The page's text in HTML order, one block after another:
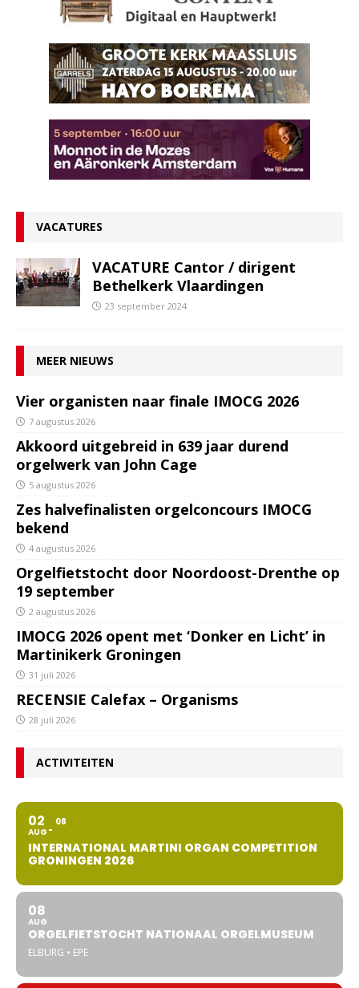
VACATURES
VACATURE Cantor / dirigent
Bethelkerk Vlaardingen
23 september 2024
MEER NIEUWS
Vier organisten naar finale IMOCG 2026
7 augustus 2026
Akkoord uitgebreid in 639 jaar durend
orgelwerk van John Cage
5 augustus 2026
Zes halvefinalisten orgelconcours IMOCG
bekend
4 augustus 2026
Orgelfietstocht door Noordoost-Drenthe op
19 september
2 augustus 2026
IMOCG 2026 opent met ‘Donker en Licht’ in
Martinikerk Groningen
31 juli 2026
RECENSIE Calefax – Organisms
28 juli 2026
ACTIVITEITEN
02
AUG
08
INTERNATIONAL MARTINI ORGAN COMPETITION
GRONINGEN 2026
08
AUG
ORGELFIETSTOCHT NATIONAAL ORGELMUSEUM
ELBURG • EPE